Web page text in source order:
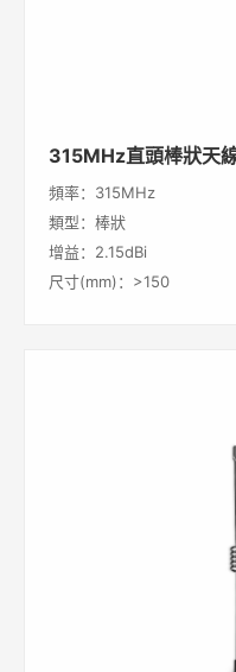
315MHz直頭棒狀天
頻率：315MHz
類型：棒狀
增益：2.15dBi
尺寸(mm)：>150